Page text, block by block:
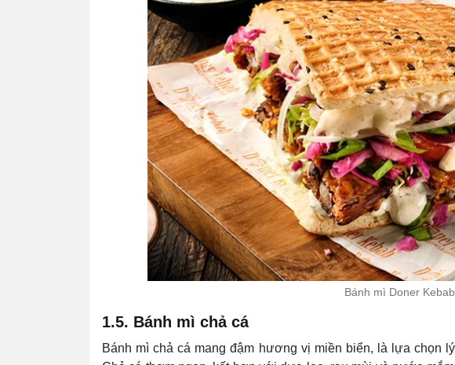
Bánh mì Doner Kebab
1.5. Bánh mì chả cá
Bánh mì chả cá mang đậm hương vị miền biển, là lựa chọn